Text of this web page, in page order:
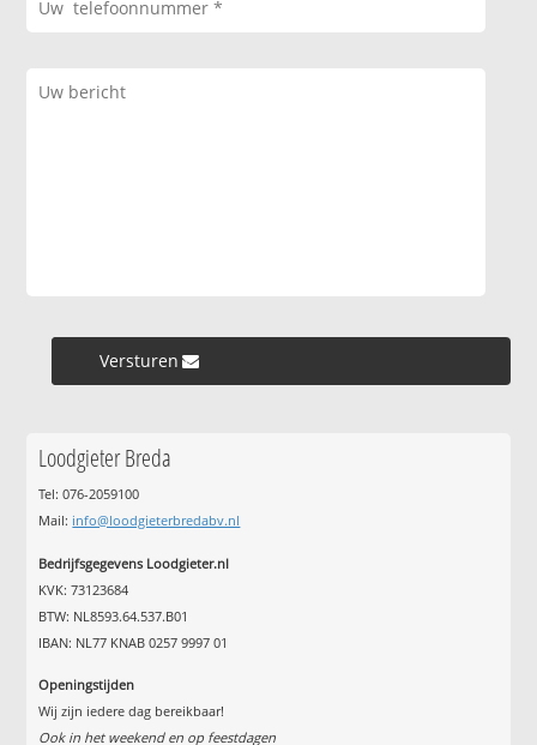
Versturen »
Loodgieter Breda
Tel: 076-2059100
Mail: info@loodgieterbredabv.nl
Bedrijfsgegevens Loodgieter.nl
KVK: 73123684
BTW: NL8593.64.537.B01
IBAN: NL77 KNAB 0257 9997 01
Openingstijden
Wij zijn iedere dag bereikbaar!
Ook in het weekend en op feestdagen